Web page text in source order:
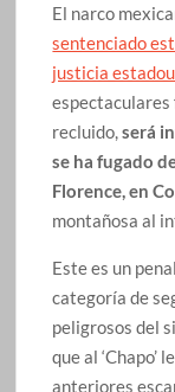
El narco
sentenciado
justicia
espectaculares
recluido,será
se ha fugado
Florence, en
montañosa al
Este es un
categoría de
peligrosos del
que al
anteriores